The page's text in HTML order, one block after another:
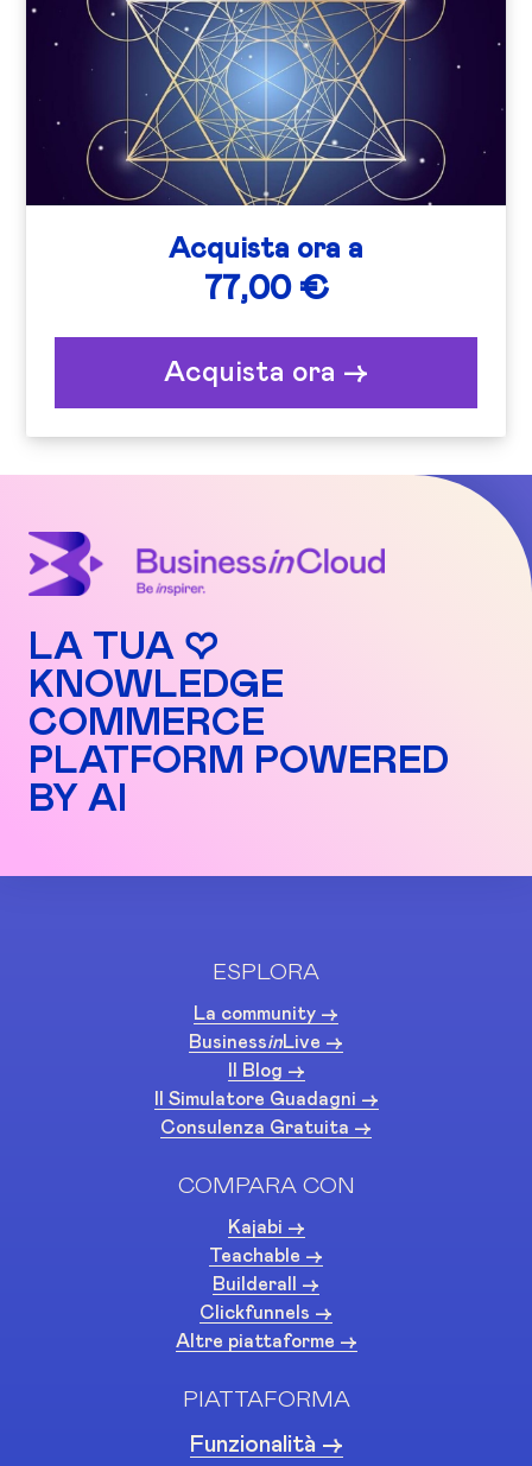
Acquista ora a
77,00 €
Acquista ora ->
LA TUA ♡
KNOWLEDGE
COMMERCE
PLATFORM POWERED
BY AI
ESPLORA
La community ->
BusinessinLive ->
Il Blog ->
Il Simulatore Guadagni ->
Consulenza Gratuita ->
COMPARA CON
Kajabi ->
Teachable ->
Builderall ->
Clickfunnels ->
Altre piattaforme ->
PIATTAFORMA
Funzionalità ->